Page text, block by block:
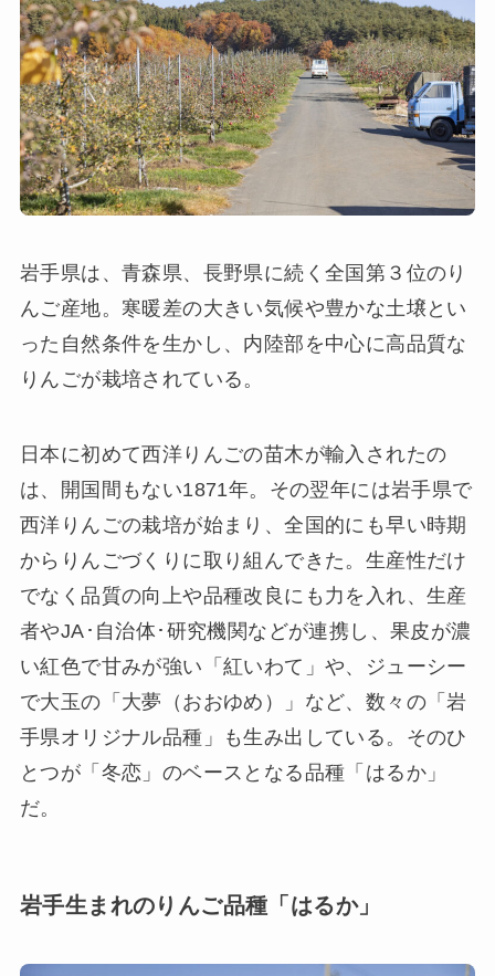
岩手県は、青森県、長野県に続く全国第３位のり
んご産地。寒暖差の大きい気候や豊かな土壌とい
った自然条件を生かし、内陸部を中心に高品質な
りんごが栽培されている。
日本に初めて西洋りんごの苗木が輸入されたの
は、開国間もない1871年。その翌年には岩手県で
西洋りんごの栽培が始まり、全国的にも早い時期
からりんごづくりに取り組んできた。生産性だけ
でなく品質の向上や品種改良にも力を入れ、生産
者やJA･自治体･研究機関などが連携し、果皮が濃
い紅色で甘みが強い「紅いわて」や、ジューシー
で大玉の「大夢（おおゆめ）」など、数々の「岩
手県オリジナル品種」も生み出している。そのひ
とつが「冬恋」のベースとなる品種「はるか」
だ。
岩手生まれのりんご品種「はるか」